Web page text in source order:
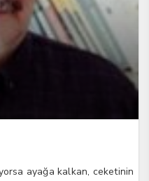
ayağa kalkan, ceketinin